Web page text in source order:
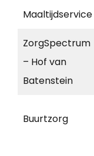
Maaltijdservice
ZorgSpectrum
– Hof van
Batenstein
Buurtzorg